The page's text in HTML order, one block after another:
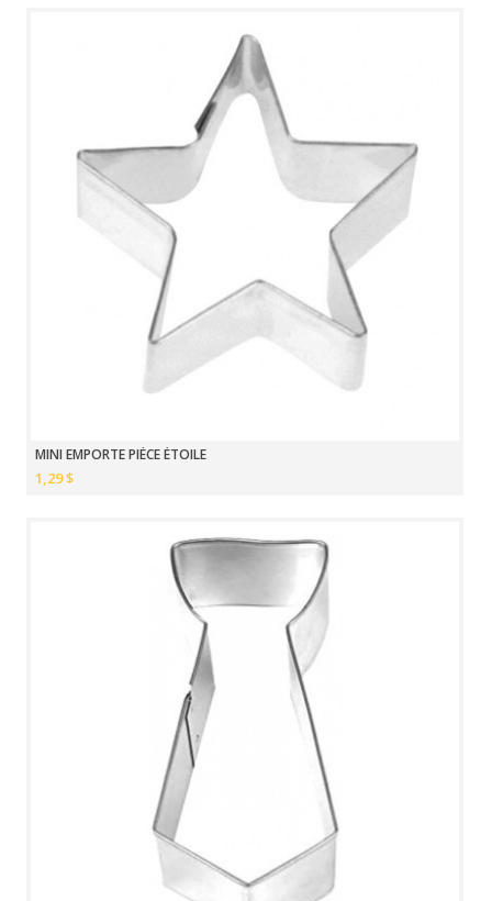
MINI EMPORTE PIÈCE ÉTOILE
1,29 $